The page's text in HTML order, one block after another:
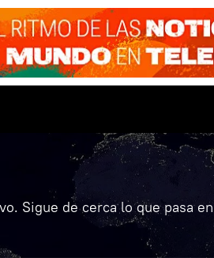
Sigue de cerca lo que pasa en